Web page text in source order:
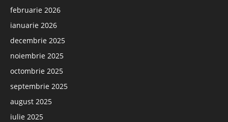
februarie 2026
ianuarie 2026
decembrie 2025
noiembrie 2025
octombrie 2025
septembrie 2025
august 2025
iulie 2025